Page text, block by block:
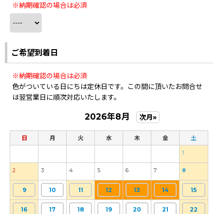
※納期確認の場合は必須
ご希望到着日
※納期確認の場合は必須
色がついている日にちは定休日です。この間に頂いたお問合せ
は翌営業日に順次対応いたします。
2026年8月 次月»
日 月 火 水 木 金 土
1
2 3 4 5 6 7 8
9 10 11 12 13 14 15
16 17 18 19 20 21 22